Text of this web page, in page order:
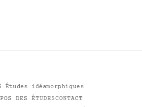
Études idéamorphiques
DES ÉTUDESCONTACT